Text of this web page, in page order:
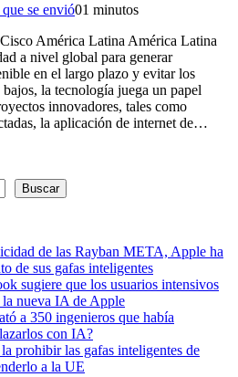
que se envió01 minutos
América Latina América Latina
a nivel global para generar
en el largo plazo y evitar los
la tecnología juega un papel
innovadores, tales como
la aplicación de internet de…
Buscar
de las Rayban META, Apple ha
de sus gafas inteligentes
sugiere que los usuarios intensivos
la nueva IA de Apple
a 350 ingenieros que había
con IA?
prohibir las gafas inteligentes de
a la UE